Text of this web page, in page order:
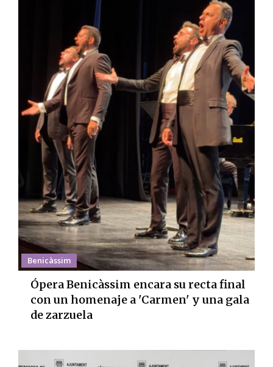
Benicàssim
Ópera Benicàssim encara su recta final
con un homenaje a 'Carmen' y una gala
de zarzuela